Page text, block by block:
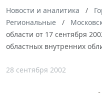
Новости и аналитика
Региональные
области от 17 сентября
областных внутренних
28 сентября 2002